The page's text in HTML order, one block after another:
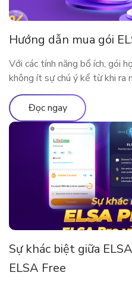
Hướng dẫn mua gói
Với các tính năng bổ ích, gói
không ít sự chú ý kể từ khi ra
ELSA Premium 3 tháng?
Đọc ngay
Sự khác biệt giữa
ELSA Free